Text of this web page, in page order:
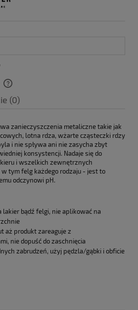
kosztów płatności
(0)
zanieczyszczenia metaliczne takie jak
lotna rdza, wżarte cząsteczki rdzy
i nie spływa ani nie zasycha zbyt
konsystencji. Nadaje się do
i wszelkich zewnętrznych
tym felg każdego rodzaju - jest to
odczynowi pH.
lakier bądź felgi, nie aplikować na
aż produkt zareaguje z
nie dopuść do zaschnięcia
zabrudzeń, użyj pędzla/gąbki i obficie